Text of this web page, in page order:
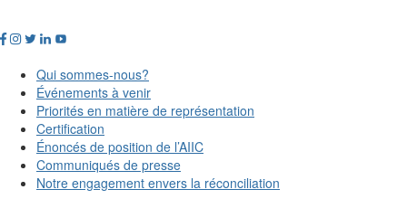
Qui sommes-nous?
Événements à venir
Priorités en matière de représentation
Certification
Énoncés de position de l’AIIC
Communiqués de presse
Notre engagement envers la réconciliation